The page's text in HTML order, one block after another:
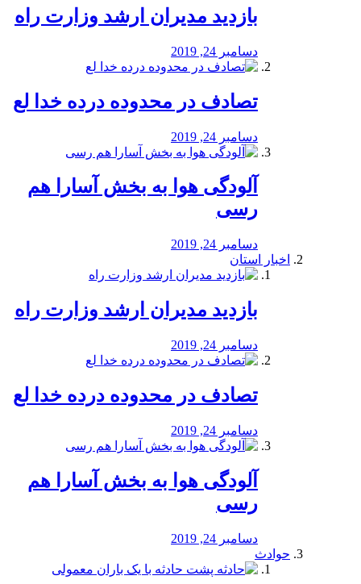
بازدید مدیران ارشد وزارت راه
دسامبر 24, 2019
تصادف در محدوده درده خدا لع
دسامبر 24, 2019
آلودگی هوا به بخش آسارا هم
رسی
دسامبر 24, 2019
اخبار استان
بازدید مدیران ارشد وزارت راه
دسامبر 24, 2019
تصادف در محدوده درده خدا لع
دسامبر 24, 2019
آلودگی هوا به بخش آسارا هم
رسی
دسامبر 24, 2019
حوادث